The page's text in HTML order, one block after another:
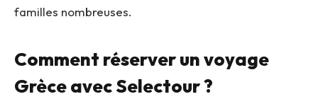
familles nombreuses.
Comment réserver un voyage
Grèce avec Selectour ?